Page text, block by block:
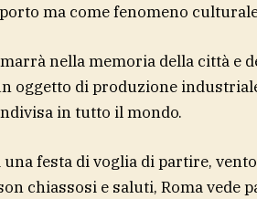
ma come fenomeno
nella memoria della città e
oggetto di produzione
in tutto il mondo.
festa di voglia di partire,
chiassosi e saluti, Roma vede